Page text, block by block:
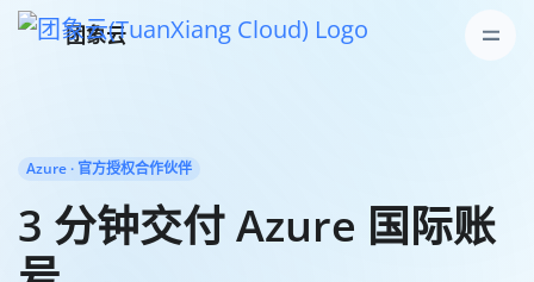
团象云
Azure · 官方授权合作伙伴
3 分钟交付 Azure 国际账